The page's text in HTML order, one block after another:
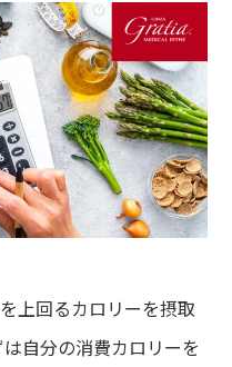
ー
上回るカロリーを摂取
自分の消費カロリーを